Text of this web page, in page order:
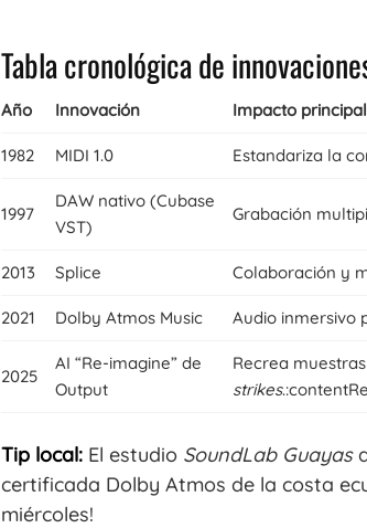
Tabla cronológica de
Año Innovación Impacto principal
1982 MIDI 1.0 Estandariza la
1997
DAW nativo (Cubase
VST)
Grabación
2013 Splice Colaboración y
2021 Dolby Atmos Music Audio inmersivo
2025
AI “Re-imagine” de
Output
Recrea
strikes
Tip local: El estudio SoundLab Guayas
certificada Dolby Atmos de la costa
miércoles!